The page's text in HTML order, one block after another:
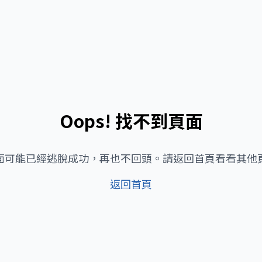
Oops! 找不到頁面
可能已經逃脫成功，再也不回頭。請返回首頁看看其他
返回首頁